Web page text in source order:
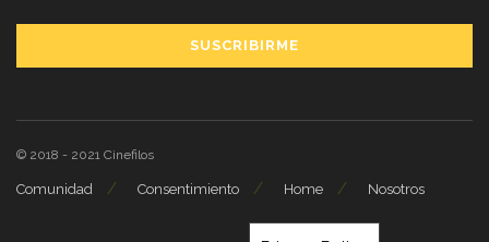
© 2018 - 2021 Cinefilos
Comunidad Consentimiento Home Nosotros